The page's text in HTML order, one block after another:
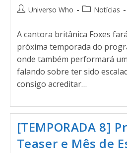
Universo Who Notícias
A cantora britânica Foxes
próxima temporada do
onde também performará
falando sobre ter sido
consigo acreditar…
[TEMPORADA 8]
Teaser e Mês de